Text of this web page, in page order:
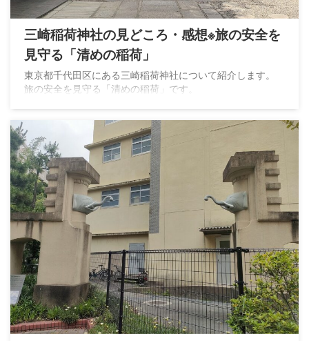
三崎稲荷神社の見どころ・感想※旅の安全を
見守る「清めの稲荷」
東京都千代田区にある三崎稲荷神社について紹介します。
旅の安全を見守る「清めの稲荷」です。